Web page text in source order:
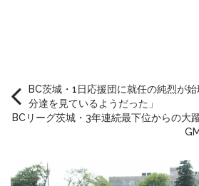
BC茨城・1日応援団に就任の純烈が
分達を見ているようだった」
BCリーグ茨城・3年連続最下位からの大